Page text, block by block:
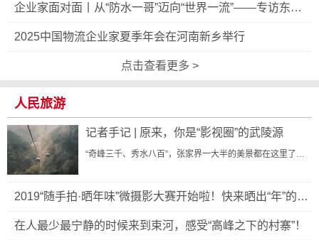
“对齐”
企业家面对面丨从“防水一哥”迈向“世界一流”——专访东方
雨虹董事长李卫国
2025中国物流企业家夏季年会在河南新乡举行
点击查看更多 >
人民旅游
记者手记 | 原来，你是“影视圈”的武陵源
“奇峰三千、秀水八百”，张家界一大半的美景都在这里了…
2019“随手拍·晒年味”微摄影大赛开始啦！快来晒出“年”的味
道吧！
在人最少最宁静的时候来到束河，感受“高峰之下的村寨”！